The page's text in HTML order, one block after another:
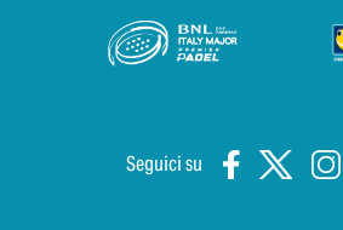
Seguici su